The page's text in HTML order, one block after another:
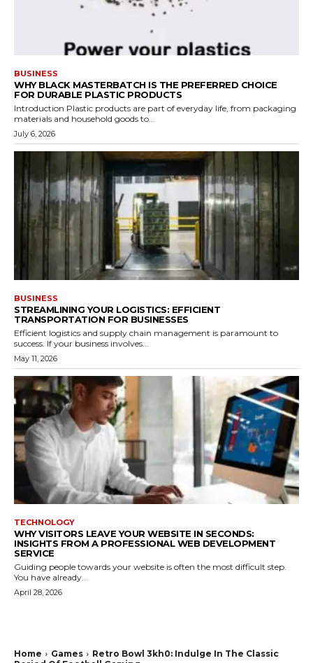
BUSINESS
WHY BLACK MASTERBATCH IS THE PREFERRED CHOICE
FOR DURABLE PLASTIC PRODUCTS
Introduction Plastic products are part of everyday life, from packaging
materials and household goods to...
July 6, 2026
BUSINESS
STREAMLINING YOUR LOGISTICS: EFFICIENT
TRANSPORTATION FOR BUSINESSES
Efficient logistics and supply chain management is paramount to
success. If your business involves...
May 11, 2026
TECHNOLOGY
WHY VISITORS LEAVE YOUR WEBSITE IN SECONDS:
INSIGHTS FROM A PROFESSIONAL WEB DEVELOPMENT
SERVICE
Guiding people towards your website is often the most difficult step.
You have already...
April 28, 2026